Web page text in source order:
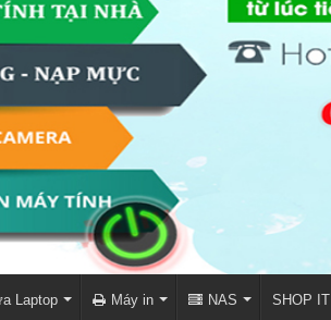
Laptop Máy in NAS SHOP IT